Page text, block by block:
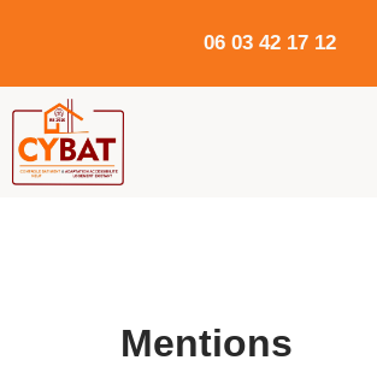
06 03 42 17 12
Mentions